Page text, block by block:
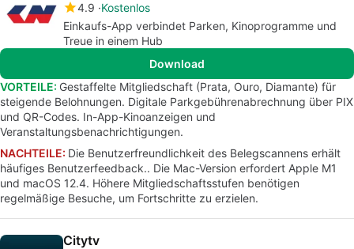
4.9 Kostenlos
Einkaufs-App verbindet Parken, Kinoprogramme und
Treue in einem Hub
Download
VORTEILE: Gestaffelte Mitgliedschaft (Prata, Ouro, Diamante) für
steigende Belohnungen. Digitale Parkgebührenabrechnung über PIX
und QR-Codes. In-App-Kinoanzeigen und
Veranstaltungsbenachrichtigungen.
NACHTEILE: Die Benutzerfreundlichkeit des Belegscannens erhält
häufiges Benutzerfeedback.. Die Mac-Version erfordert Apple M1
und macOS 12.4. Höhere Mitgliedschaftsstufen benötigen
regelmäßige Besuche, um Fortschritte zu erzielen.
Citytv